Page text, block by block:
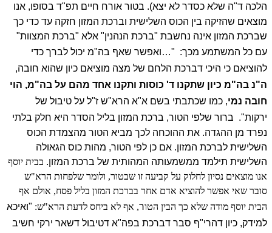
הלכה ד"ה שלא כסדר לא יצא). בטור אורח חיים תפ"ד בסופו, אנו
מוצאים שהזיקה בין הכוס השלישית וברכת המזון חזקה עד כדי כך
שברכת המזון אינה נחשבת "ברכת הנהנין" אלא "ברכת המצוות"
עם כל המשתמע מכך: "…ואפשר שאף בה"מ יכול לברך כדי
להוציאם כי היכי דברכת הלחם של מצה מוציאם כיון שהוא חובה,
ה"נ בה"מ כיון שתקנו ד' כוסות ותקנו אחד מהם על בה"מ, הוי
חובה נמי, כמו שכתבתי בשם א"א הרא"ש ז"ל על טיבול של
ירקות". ברור שלפי הטור, ברכת המזון בליל הסדר היא חלק בלתי
נפרד מן ההגדה. את ההוכחה לכך מביא הטור מהצמדת הכוס
השלישית לברכת המזון. אם כן לפי הטור, מהות כוס הגאולה
השלישית תילמד ממשמעותה המהותית של ברכת המזון. בבית יוסף
אנו מוצאים נסיון לחלוק על קביעה זו שבטור, ולומר שלפחות הרא"ש
סובר שאי אפשר להוציא אדם אחר בברכת המזון בליל פסח, אולם אף
הבית יוסף מודה שלא כך הבין הטור, אף לא ביחס לדעת הרא"ש: "ואיכא
למידק, כיון דהרי"ף סבר דברכת בפה"א דטיבול דשאר ירקי חשיב